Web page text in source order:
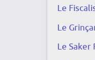
Le
Le
Le Saker